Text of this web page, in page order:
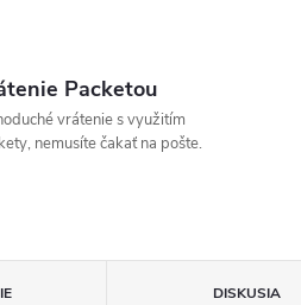
Packetou
vrátenie s využitím
nemusíte čakať na pošte.
DISKUSIA